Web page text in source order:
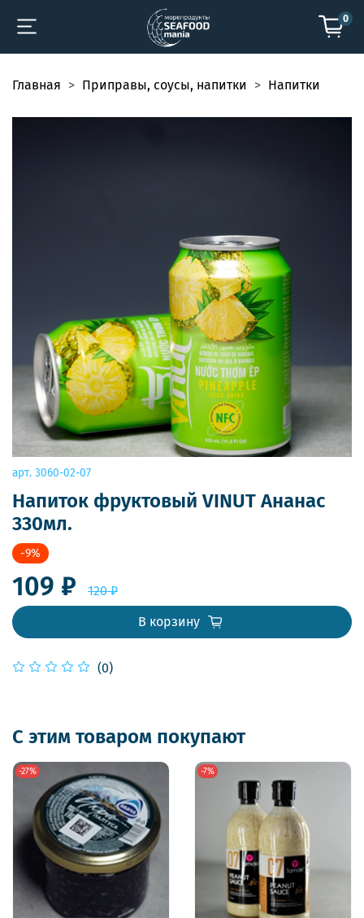
0
Главная Приправы, соусы, напитки Напитки
арт. 3060-02-07
Напиток фруктовый VINUT Ананас
330мл.
(0)
-9%
109 ₽
120 ₽
В корзину
С этим товаром покупают
-27% -7%